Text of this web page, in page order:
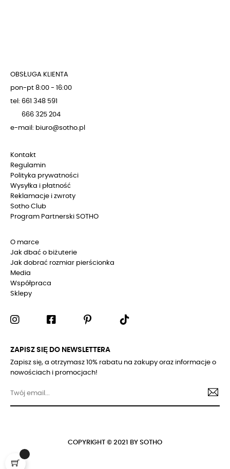
OBSŁUGA KLIENTA
pon-pt 8:00 - 16:00
tel: 661 348 591
666 325 204
e-mail: biuro@sotho.pl
Kontakt
Regulamin
Polityka prywatności
Wysyłka i płatność
Reklamacje i zwroty
Sotho Club
Program Partnerski SOTHO
O marce
Jak dbać o biżuterie
Jak dobrać rozmiar pierścionka
Media
Współpraca
Sklepy
ZAPISZ SIĘ DO NEWSLETTERA
Zapisz się, a otrzymasz 10% rabatu na zakupy oraz informacje o
nowościach i promocjach!
COPYRIGHT © 2021 BY SOTHO